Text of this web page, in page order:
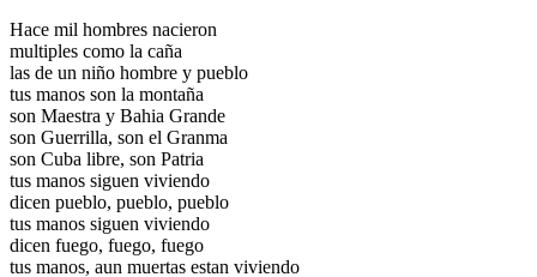
Hace mil hombres nacieron
multiples como la caña
las de un niño hombre y pueblo
tus manos son la montaña
son Maestra y Bahia Grande
son Guerrilla, son el Granma
son Cuba libre, son Patria
tus manos siguen viviendo
dicen pueblo, pueblo, pueblo
tus manos siguen viviendo
dicen fuego, fuego, fuego
tus manos, aun muertas estan viviendo